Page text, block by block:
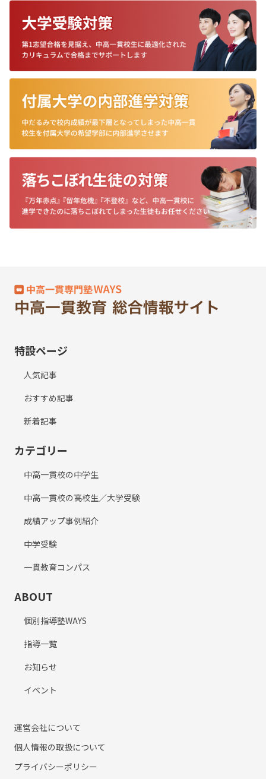
特設ページ
人気記事
おすすめ記事
新着記事
カテゴリー
中高一貫校の中学生
中高一貫校の高校生／大学受験
成績アップ事例紹介
中学受験
一貫教育コンパス
ABOUT
個別指導塾WAYS
指導一覧
お知らせ
イベント
運営会社について
個人情報の取扱について
プライバシーポリシー